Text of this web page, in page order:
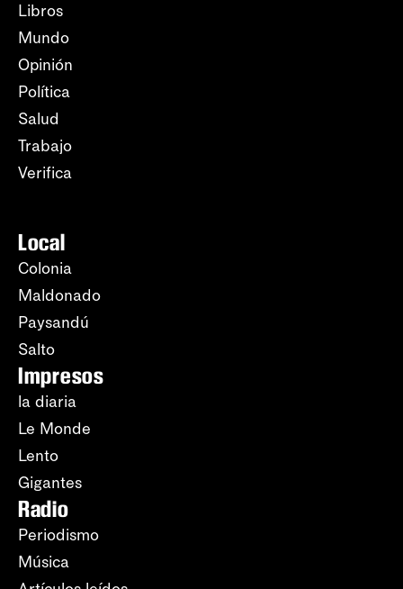
Libros
Mundo
Opinión
Política
Salud
Trabajo
Verifica
Local
Colonia
Maldonado
Paysandú
Salto
Impresos
la diaria
Le Monde
Lento
Gigantes
Radio
Periodismo
Música